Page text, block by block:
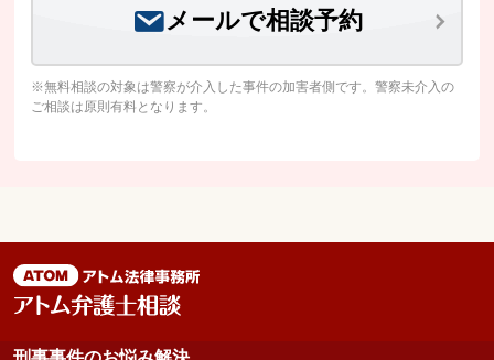
メールで相談予約
※無料相談の対象は警察が介入した事件の加害者側です。警察未介入の
ご相談は原則有料となります。